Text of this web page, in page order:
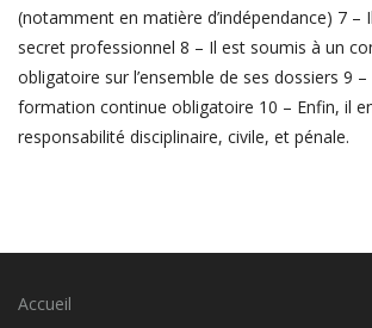
(notamment en matière d’indépendance) 7 –
secret professionnel 8 – Il est soumis à un
obligatoire sur l’ensemble de ses dossiers 9 –
formation continue obligatoire 10 – Enfin, il
responsabilité disciplinaire, civile, et pénale.
Accueil